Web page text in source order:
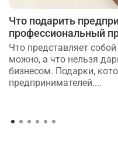
Что подарить
профессиональный
Что представляет
можно, а что нельзя
бизнесом. Подарки,
предпринимателей....